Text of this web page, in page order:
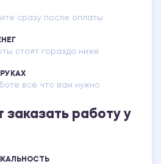
сразу после оплаты
стоят гораздо ниже
всё что вам нужно
заказать работу у